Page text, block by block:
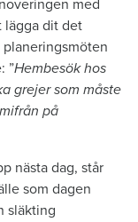
med
lägga dit det
”Hembesök hos
grejer som måste
på
nästa dag, står
som dagen
släkting